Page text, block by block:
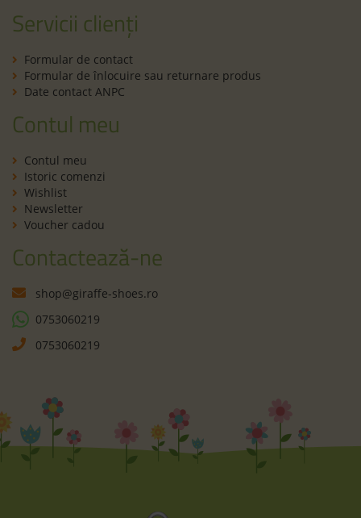
Servicii clienți
Formular de contact
Formular de înlocuire sau returnare produs
Date contact ANPC
Contul meu
Contul meu
Istoric comenzi
Wishlist
Newsletter
Voucher cadou
Contactează-ne
shop@giraffe-shoes.ro
0753060219
0753060219